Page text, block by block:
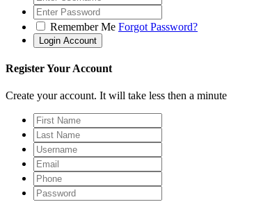
Remember Me Forgot Password?
Register Your Account
Create your account. It will take less then a minute